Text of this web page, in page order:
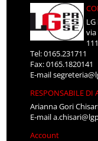
LG
via
Tel: 0165.231711
Fax: 0165.1820141
E-mail
RESPONSABILE DI
Arianna Gori
E-mail
Account